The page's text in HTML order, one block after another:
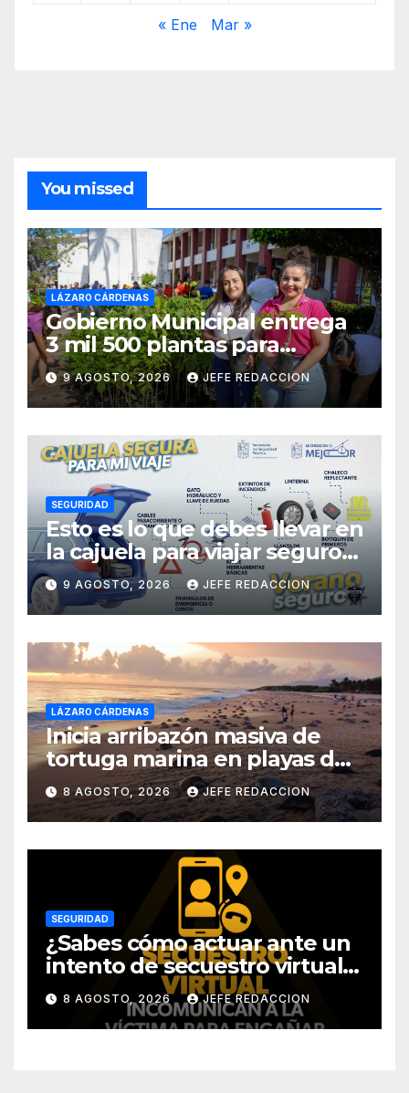
« Ene Mar »
You missed
LÁZARO CÁRDENAS
Gobierno Municipal entrega
3 mil 500 plantas para
sumarse a la Jornada
Nacional de Reforestación
9 AGOSTO, 2026 JEFE REDACCION
SEGURIDAD
Esto es lo que debes llevar en
la cajuela para viajar seguro
por carretera
9 AGOSTO, 2026 JEFE REDACCION
LÁZARO CÁRDENAS
Inicia arribazón masiva de
tortuga marina en playas de
Michoacán
8 AGOSTO, 2026 JEFE REDACCION
SEGURIDAD
¿Sabes cómo actuar ante un
intento de secuestro virtual?
La SSP te guía para evitarlo
8 AGOSTO, 2026 JEFE REDACCION